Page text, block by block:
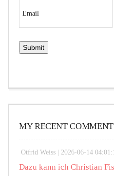
MY RECENT
Otfrid Weiss | 2026-06-14
Dazu kann ich Christian